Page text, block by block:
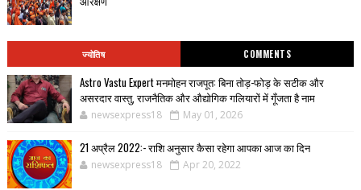
ज्योतिष COMMENTS
Astro Vastu Expert मनमोहन राजपूत: बिना तोड़-फोड़ के सटीक और
असरदार वास्तु, राजनैतिक और औद्योगिक गलियारों में गूँजता है नाम
newsexpress18 May 01, 2026
21 अप्रैल 2022:- राशि अनुसार कैसा रहेगा आपका आज का दिन
newsexpress18 Apr 20, 2022